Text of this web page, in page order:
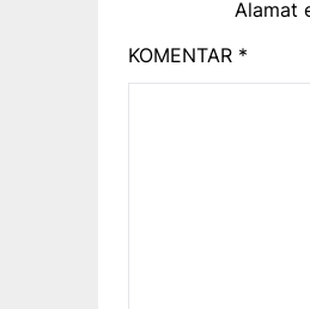
Alamat
KOMENTAR *